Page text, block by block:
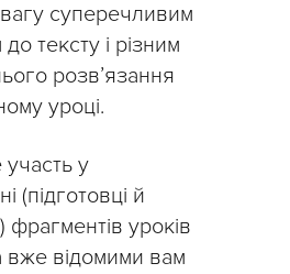
суперечливим
тексту і різним
розв’язання
уроці.
участь у
(підготовці й
фрагментів уроків
вже відомими вам